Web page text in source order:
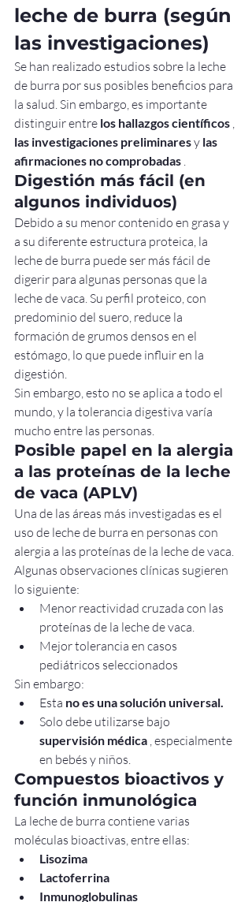
leche de burra (según
las investigaciones)
Se han realizado estudios sobre la leche
de burra por sus posibles beneficios para
la salud. Sin embargo, es importante
distinguir entre los hallazgos científicos ,
las investigaciones preliminares y las
afirmaciones no comprobadas .
Digestión más fácil (en
algunos individuos)
Debido a su menor contenido en grasa y
a su diferente estructura proteica, la
leche de burra puede ser más fácil de
digerir para algunas personas que la
leche de vaca. Su perfil proteico, con
predominio del suero, reduce la
formación de grumos densos en el
estómago, lo que puede influir en la
digestión.
Sin embargo, esto no se aplica a todo el
mundo, y la tolerancia digestiva varía
mucho entre las personas.
Posible papel en la alergia
a las proteínas de la leche
de vaca (APLV)
Una de las áreas más investigadas es el
uso de leche de burra en personas con
alergia a las proteínas de la leche de vaca.
Algunas observaciones clínicas sugieren
lo siguiente:
Menor reactividad cruzada con las
proteínas de la leche de vaca.
Mejor tolerancia en casos
pediátricos seleccionados
Sin embargo:
Esta no es una solución universal.
Solo debe utilizarse bajo
supervisión médica , especialmente
en bebés y niños.
Compuestos bioactivos y
función inmunológica
La leche de burra contiene varias
moléculas bioactivas, entre ellas:
Lisozima
Lactoferrina
Inmunoglobulinas